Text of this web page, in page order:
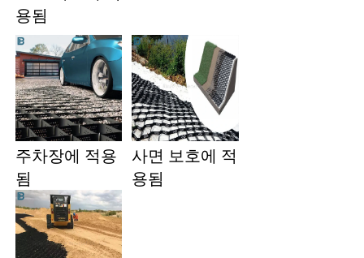
용됨
주차장에 적용
됨
사면 보호에 적
용됨